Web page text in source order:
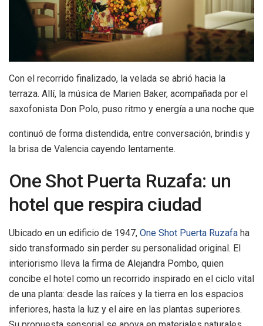
Con el recorrido finalizado, la velada se abrió hacia la
terraza. Allí, la música de Marien Baker, acompañada por el
saxofonista Don Polo, puso ritmo y energía a una noche que
continuó de forma distendida, entre conversación, brindis y
la brisa de Valencia cayendo lentamente.
One Shot Puerta Ruzafa: un
hotel que respira ciudad
Ubicado en un edificio de 1947, One Shot Puerta Ruzafa ha
sido transformado sin perder su personalidad original. El
interiorismo lleva la firma de Alejandra Pombo, quien
concibe el hotel como un recorrido inspirado en el ciclo vital
de una planta: desde las raíces y la tierra en los espacios
inferiores, hasta la luz y el aire en las plantas superiores.